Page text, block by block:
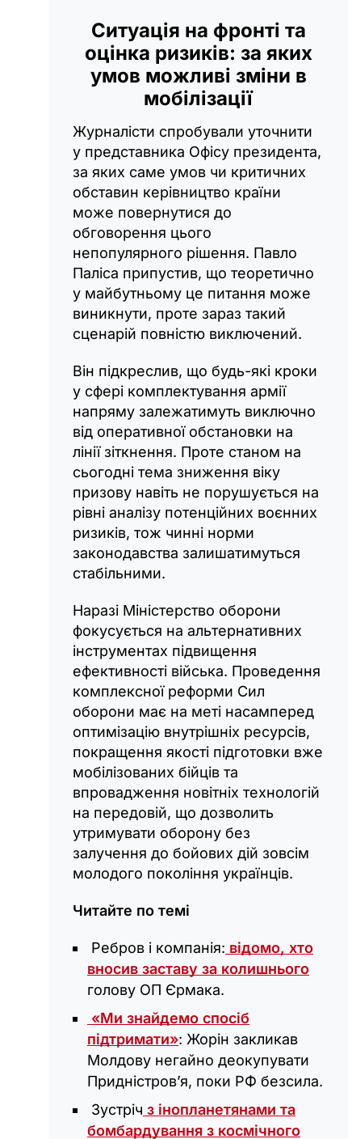
Ситуація на фронті та
оцінка ризиків: за яких
умов можливі зміни в
мобілізації
Журналісти спробували уточнити
у представника Офісу президента,
за яких саме умов чи критичних
обставин керівництво країни
може повернутися до
обговорення цього
непопулярного рішення. Павло
Паліса припустив, що теоретично
у майбутньому це питання може
виникнути, проте зараз такий
сценарій повністю виключений.
Він підкреслив, що будь-які кроки
у сфері комплектування армії
напряму залежатимуть виключно
від оперативної обстановки на
лінії зіткнення. Проте станом на
сьогодні тема зниження віку
призову навіть не порушується на
рівні аналізу потенційних воєнних
ризиків, тож чинні норми
законодавства залишатимуться
стабільними.
Наразі Міністерство оборони
фокусується на альтернативних
інструментах підвищення
ефективності війська. Проведення
комплексної реформи Сил
оборони має на меті насамперед
оптимізацію внутрішніх ресурсів,
покращення якості підготовки вже
мобілізованих бійців та
впровадження новітніх технологій
на передовій, що дозволить
утримувати оборону без
залучення до бойових дій зовсім
молодого покоління українців.
Читайте по темі
Ребров і компанія: відомо, хто
вносив заставу за колишнього
голову ОП Єрмака.
«Ми знайдемо спосіб
підтримати»: Жорін закликав
Молдову негайно деокупувати
Придністров’я, поки РФ безсила.
Зустріч з інопланетянами та
бомбардування з космічного